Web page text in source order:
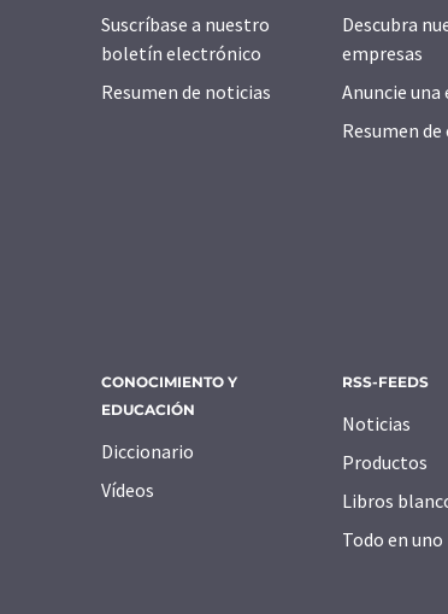
Suscríbase a nuestro
boletín electrónico
Resumen de noticias
Descubra
empresas
Anuncie una
Resumen
CONOCIMIENTO Y
EDUCACIÓN
Diccionario
Vídeos
RSS-FEEDS
Noticias
Productos
Libros
Todo en uno